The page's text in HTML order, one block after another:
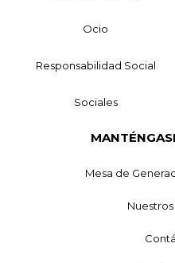
Ocio
Responsabilidad Social
Sociales
Mesa de